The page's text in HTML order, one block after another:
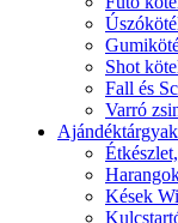
Shot
Fall és
Varró
Kések